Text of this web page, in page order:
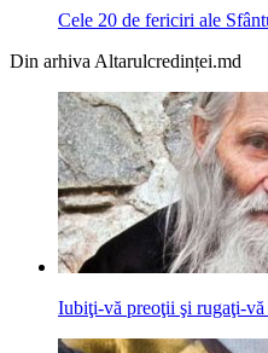
Cele 20 de fericiri ale
Din arhiva Altarulcredinței.md
Iubiţi-vă preoţii şi rugaţi-vă